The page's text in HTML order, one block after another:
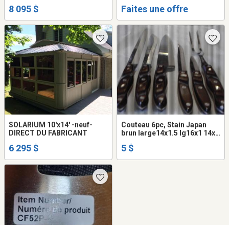
8 095 $ Faites une offre
SOLARIUM 10'x14' -neuf-
DIRECT DU FABRICANT
6 295 $
Couteau 6pc, Stain Japan
brun large14x1.5 lg16x1 14x1
5 $